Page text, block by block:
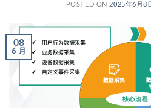
POSTED ON 2025年6月8
08
6 月